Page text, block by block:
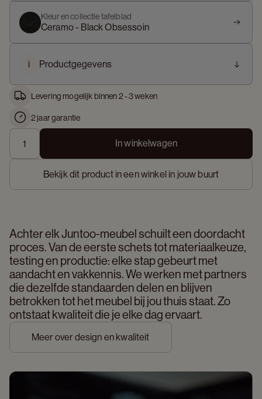
Kleur en collectie tafelblad
Ceramo - Black Obsessoin
i Productgegevens
Levering mogelijk binnen 2 - 3 weken
2 jaar garantie
In winkelwagen
Bekijk dit product in een winkel in jouw buurt
Achter elk Juntoo-meubel schuilt een doordacht
proces. Van de eerste schets tot materiaalkeuze,
testing en productie: elke stap gebeurt met
aandacht en vakkennis. We werken met partners
die dezelfde standaarden delen en blijven
betrokken tot het meubel bij jou thuis staat. Zo
ontstaat kwaliteit die je elke dag ervaart.
Meer over design en kwaliteit